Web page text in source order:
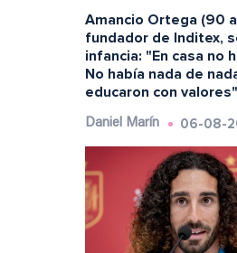
Amancio Ortega (90
fundador de Inditex,
infancia: "En casa no
No había nada de
educaron con valores"
Daniel Marín 06-08-